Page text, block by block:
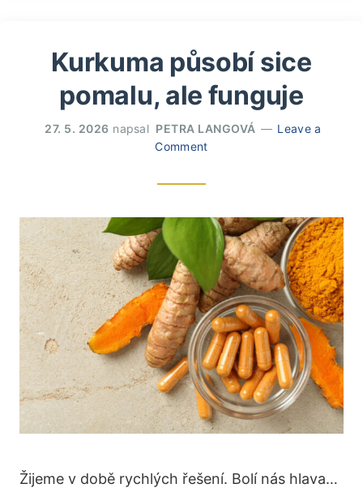
Kurkuma působí sice
pomalu, ale funguje
27. 5. 2026 napsal PETRA LANGOVÁ
Leave a
Comment
Žijeme v době rychlých řešení. Bolí nás hlava…